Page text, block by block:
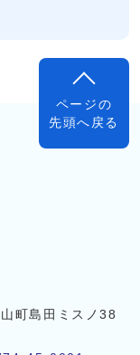
ページの
先頭へ戻る
町島田ミスノ38